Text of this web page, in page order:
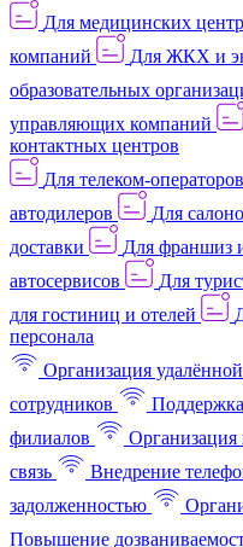
Для медицинских
компаний
Для ЖКХ и
образовательных
управляющих компаний
контактных центров
Для телеком-
автодилеров
Для
доставки
Для франшиз
автосервисов
Для
для гостиниц и отелей
персонала
Организация
сотрудников
филиалов
Организация
связь
Внедрение
задолженностью
Повышение